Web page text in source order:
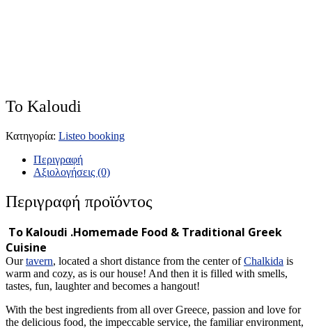
To Kaloudi
Κατηγορία: Listeo booking
Περιγραφή
Αξιολογήσεις (0)
Περιγραφή προϊόντος
To Kaloudi .Homemade Food & Traditional Greek
Cuisine
Ourtavern, located a short distance from the center ofChalkida is
warm and cozy, as is our house! And then it is filled with smells,
tastes, fun, laughter and becomes a hangout!
With the best ingredients from all over Greece, passion and love for
the delicious food, the impeccable service, the familiar environment,